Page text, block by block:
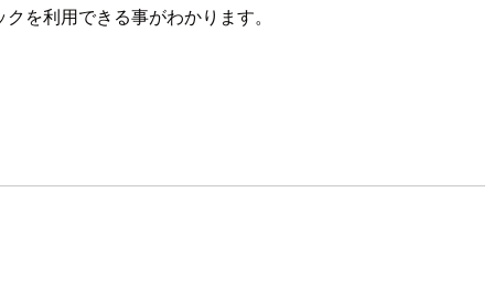
を利用できる事がわかります。